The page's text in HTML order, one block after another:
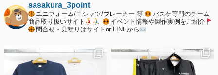
納期遅延について
2025年12月11日
年末年始の休業期間について
sasakura_3point
ユニフォーム/Ｔシャツ/ブレーカー 等
バスケ専門のチーム
商品取り扱いサイト
イベント情報や製作実例をご紹介
問合せ・見積りはサイトor LINEから